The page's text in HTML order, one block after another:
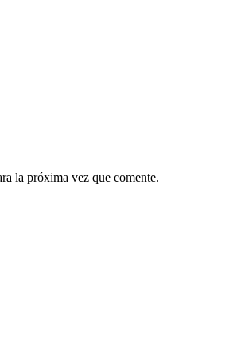
la próxima vez que comente.